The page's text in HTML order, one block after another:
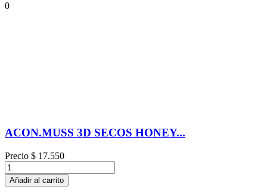
0
ACON.MUSS 3D SECOS HONEY...
Precio $ 17.550
Añadir al carrito